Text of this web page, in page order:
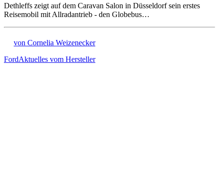
Dethleffs zeigt auf dem Caravan Salon in Düsseldorf sein erstes
Reisemobil mit Allradantrieb - den Globebus…
von Cornelia Weizenecker
FordAktuelles vom Hersteller